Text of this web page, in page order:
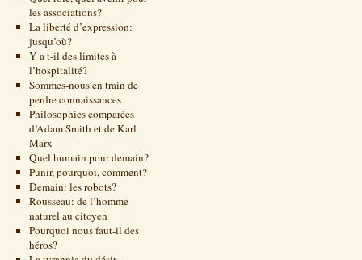
les associations?
La liberté d’expression:
jusqu’où?
Y a t-il des limites à
l’hospitalité?
Sommes-nous en train de
perdre connaissances
Philosophies comparées
d’Adam Smith et de Karl
Marx
Quel humain pour demain?
Punir, pourquoi, comment?
Demain: les robots?
Rousseau: de l’homme
naturel au citoyen
Pourquoi nous faut-il des
héros?